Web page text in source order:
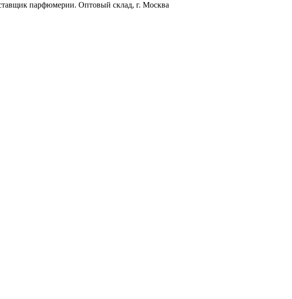
парфюмерии. Оптовый склад, г. Москва